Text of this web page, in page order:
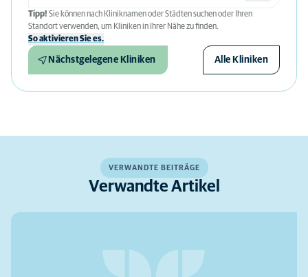
Tipp! Sie können nach Kliniknamen oder Städten suchen oder Ihren
Standort verwenden, um Kliniken in Ihrer Nähe zu finden.
So aktivieren Sie es.
Nächstgelegene Kliniken Alle Kliniken
VERWANDTE BEITRÄGE
Verwandte Artikel